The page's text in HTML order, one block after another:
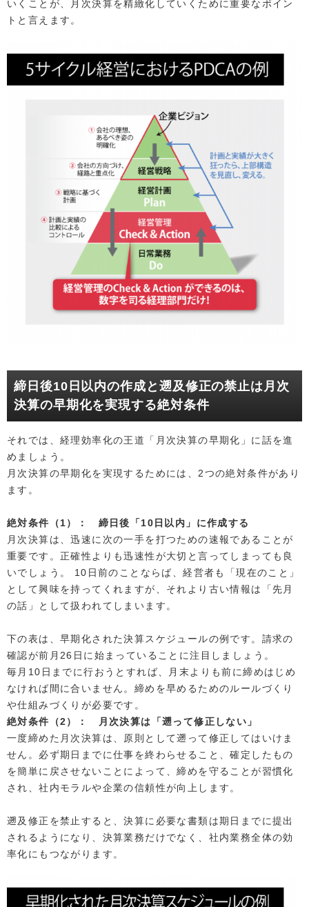
いくことが、月次決算を精緻化していくために重要なポイン
トと言えます。
締日後10日以内の作成と遡及修正の禁止は月次
決算の早期化を実現する絶対条件
それでは、経理効率化の王道「月次決算の早期化」に話を進
めましょう。
月次決算の早期化を実現するためには、2つの絶対条件があり
ます。
絶対条件（1）： 締日後「10日以内」に作成する
月次決算は、迅速に次の一手を打つための速報であることが
重要です。正確性よりも迅速性が大切と言ってしまっても良
いでしょう。 10日前のことならば、経営者も「現在のこと」
として興味を持ってくれますが、それより古い情報は「先月
の話」として扱われてしまいます。
下の表は、早期化された決算スケジュールの例です。請求の
確認が前月26日に始まっていることに注目しましょう。
毎月10日までに行おうとすれば、月末よりも前に締めはじめ
なければ間に合いません。締めを早めるためのルールづくり
や仕組みづくりが必要です。
絶対条件（2）： 月次決算は「遡って修正しない」
一度締めた月次決算は、原則として遡って修正してはいけま
せん。必ず期日までに仕事を終わらせること、確定したもの
を簡単に戻させないことによって、締めを守ることが習慣化
され、社内モラルや企業の信頼性が向上します。
遡及修正を禁止すると、決算に必要な書類は期日までに提出
されるようになり、決算業務だけでなく、社内業務全体の効
率化にもつながります。